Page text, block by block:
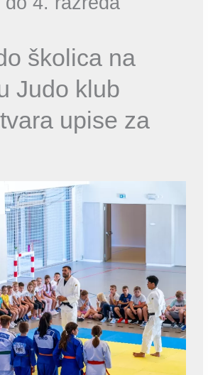
školica na
Judo klub
upise za